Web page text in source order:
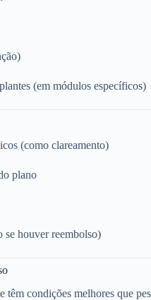
(em módulos específicos)
(como clareamento)
plano
se houver reembolso)
têm condições melhores que